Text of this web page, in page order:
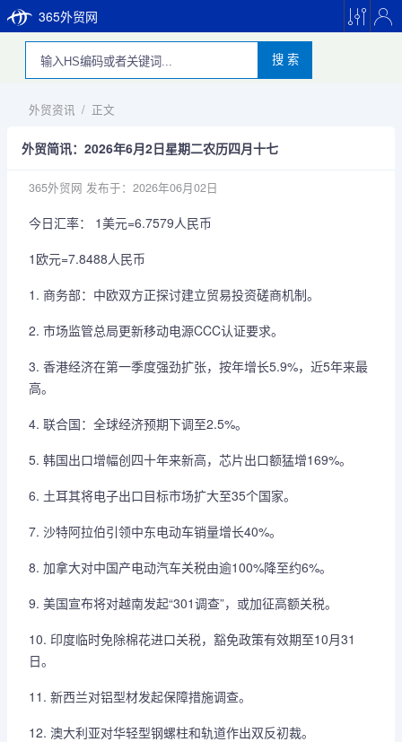
365外贸网
搜 索
外贸资讯 / 正文
外贸简讯：2026年6月2日星期二农历四月十七
365外贸网 发布于：2026年06月02日
今日汇率： 1美元=6.7579人民币
1欧元=7.8488人民币
1. 商务部：中欧双方正探讨建立贸易投资磋商机制。
2. 市场监管总局更新移动电源CCC认证要求。
3. 香港经济在第一季度强劲扩张，按年增长5.9%，近5年来最
高。
4. 联合国：全球经济预期下调至2.5%。
5. 韩国出口增幅创四十年来新高，芯片出口额猛增169%。
6. 土耳其将电子出口目标市场扩大至35个国家。
7. 沙特阿拉伯引领中东电动车销量增长40%。
8. 加拿大对中国产电动汽车关税由逾100%降至约6%。
9. 美国宣布将对越南发起“301调查”，或加征高额关税。
10. 印度临时免除棉花进口关税，豁免政策有效期至10月31
日。
11. 新西兰对铝型材发起保障措施调查。
12. 澳大利亚对华轻型钢螺柱和轨道作出双反初裁。